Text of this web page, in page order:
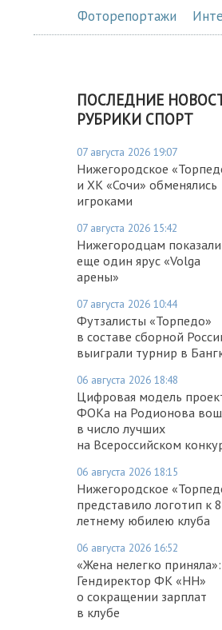
Фоторепортажи
ПОСЛЕДНИЕ
РУБРИКИ СПОРТ
07 августа 2026 19:07
Нижегородское
и ХК «Сочи» обменялись
игроками
07 августа 2026 15:42
Нижегородцам показали
еще один ярус «Volga
арены»
07 августа 2026 10:44
Футзалисты «Торпедо»
в составе сборной
выиграли турнир в
06 августа 2026 18:48
Цифровая модель
ФОКа на Родионова
в число лучших
на Всероссийском
06 августа 2026 18:15
Нижегородское
представило логотип к
летнему юбилею клуба
06 августа 2026 16:52
«Жена нелегко приняла»:
Гендиректор ФК «НН»
о сокращении зарплат
в клубе